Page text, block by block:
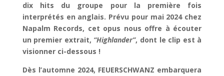
dix hits
du groupe pour la première fois
interprétés en anglais. Prévu pour mai 2024 chez
Napalm Records, cet opus nous offre à écouter
un premier extrait, “Highlander”, dont le clip est à
visionner ci-dessous !
Dès l’automne 2024, FEUERSCHWANZ embarquera